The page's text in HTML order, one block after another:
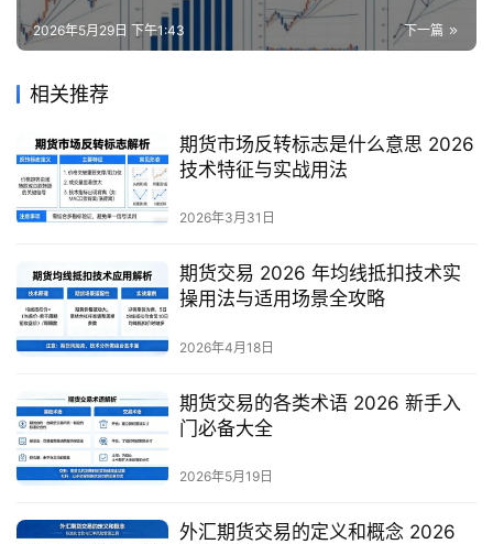
下一篇
2026年5月29日 下午1:43
相关推荐
期货市场反转标志是什么意思 2026
技术特征与实战用法
2026年3月31日
期货交易 2026 年均线抵扣技术实
操用法与适用场景全攻略
2026年4月18日
期货交易的各类术语 2026 新手入
门必备大全
2026年5月19日
外汇期货交易的定义和概念 2026